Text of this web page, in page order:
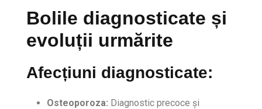
Bolile diagnosticate și
evoluții urmărite
Afecțiuni diagnosticate:
Osteoporoza: Diagnostic precoce și